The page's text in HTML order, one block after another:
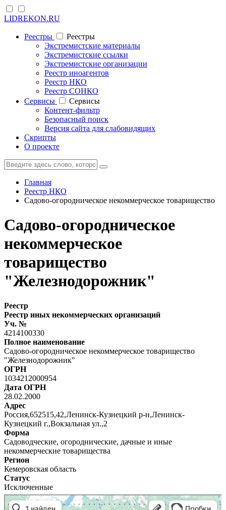
LIDREKON.RU
Реестры
Реестры
Экстремистские материалы
Экстремистские ссылки
Экстремистские организации
Реестр иноагентов
Реестр НКО
Реестр СОНКО
Cервисы
Cервисы
Контент-фильтр
Безопасный поиск
Версия сайта для слабовидящих
Скрипты
О проекте
Главная
Реестр НКО
Садово-огородническое некоммерческое товарищество
Садово-огородническое
некоммерческое
товарищество
"Железнодорожник"
Реестр
Реестр иных некоммерческих организаций
Уч. №
4214100330
Полное наименование
Садово-огородническое некоммерческое товарищество
"Железнодорожник"
ОГРН
1034212000954
Дата ОГРН
28.02.2000
Адрес
Россия,652515,42,Ленинск-Кузнецкий р-н,Ленинск-
Кузнецкий г.,Вокзальная ул.,2
Форма
Садоводческие, огороднические, дачные и иные
некоммерческие товарищества
Регион
Кемеровская область
Статус
Исключенные